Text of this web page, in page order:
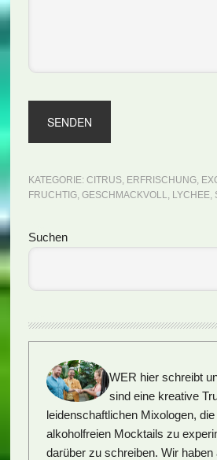
KATEGORIE: CITRUS, ERFRISCHUNG,
FRUCHTIG, GESCHMACKVOLL, LYCHEE,
Seitenspalte
Suchen
WER hier schreibt
sind eine kreative
leidenschaftlichen Mixologen,
alkoholfreien Mocktails zu
darüber zu schreiben. Wir haben